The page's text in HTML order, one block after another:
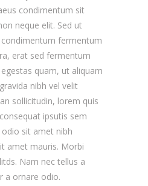
condimentum sit
neque elit. Sed ut
fermentum
erat sed fermentum
quam, ut aliquam
nibh vel velit
sollicitudin, lorem quis
ipsutis sem
sit amet nibh
amet mauris. Morbi
Nam nec tellus a
a ornare odio.